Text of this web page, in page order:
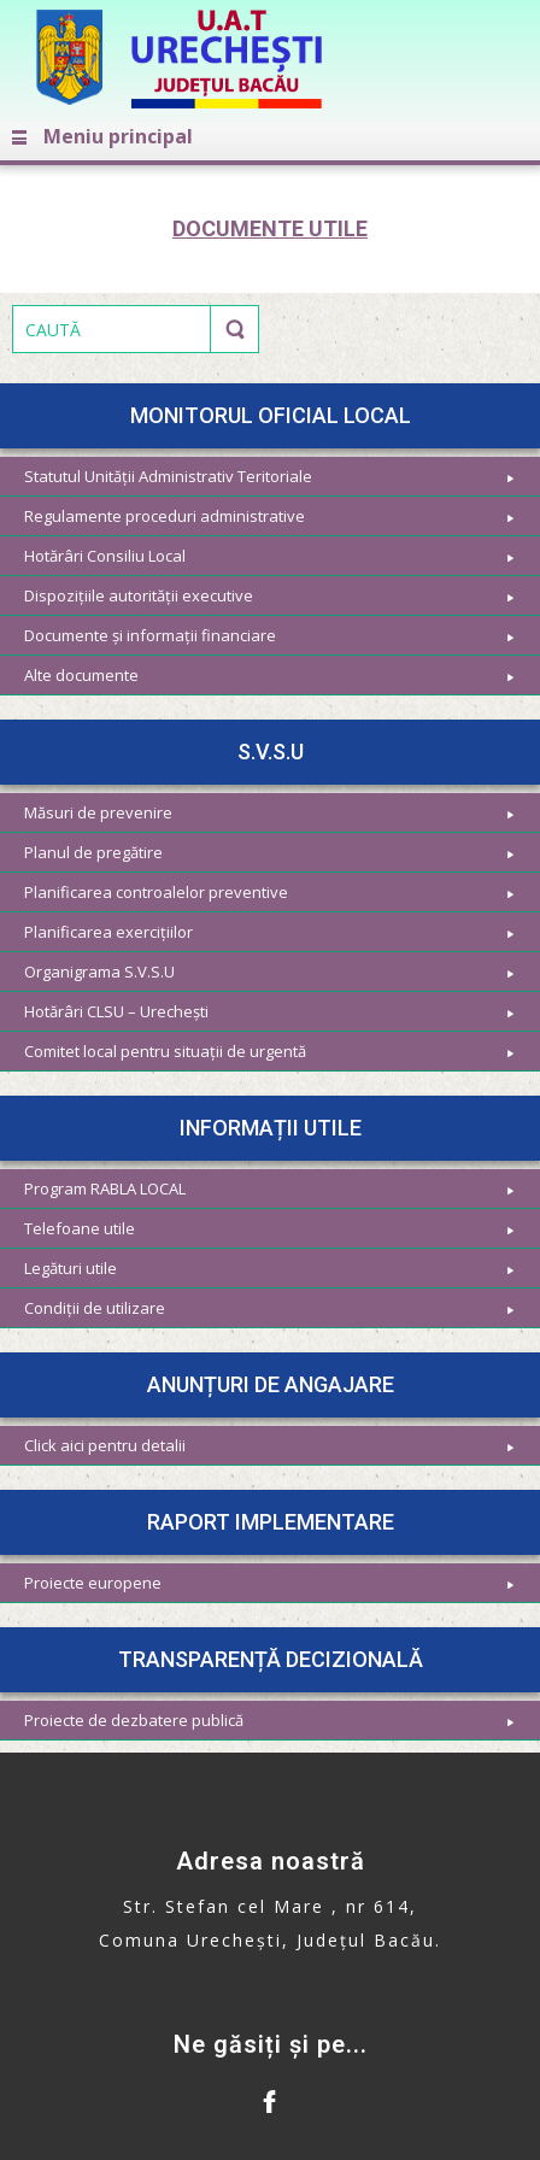
Meniu principal
DOCUMENTE UTILE
MONITORUL OFICIAL LOCAL
Statutul Unității Administrativ Teritoriale
Regulamente proceduri administrative
Hotărâri Consiliu Local
Dispozițiile autorității executive
Documente și informații financiare
Alte documente
S.V.S.U
Măsuri de prevenire
Planul de pregătire
Planificarea controalelor preventive
Planificarea exercițiilor
Organigrama S.V.S.U
Hotărâri CLSU – Urechești
Comitet local pentru situații de urgentă
INFORMAȚII UTILE
Program RABLA LOCAL
Telefoane utile
Legături utile
Condiții de utilizare
ANUNȚURI DE ANGAJARE
Click aici pentru detalii
RAPORT IMPLEMENTARE
Proiecte europene
TRANSPARENȚĂ DECIZIONALĂ
Proiecte de dezbatere publică
Adresa noastră
Str. Stefan cel Mare , nr 614,
Comuna Urechești, Județul Bacău.
Ne găsiți și pe...